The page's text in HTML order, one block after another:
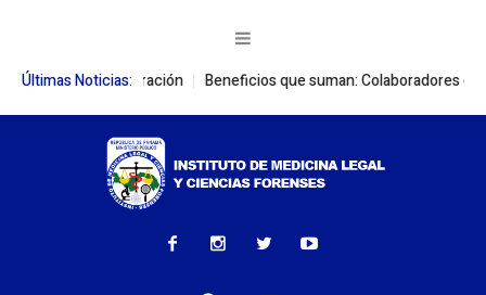
Últimas Noticias:
de cooperación Beneficios que suman: Colaboradores del